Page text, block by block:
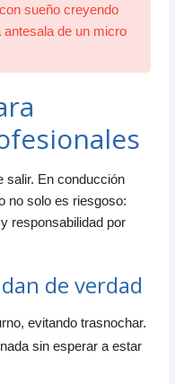
sueño creyendo
antesala de un micro
salir. En conducción
no solo es riesgoso:
responsabilidad por
de verdad
evitando trasnochar.
sin esperar a estar